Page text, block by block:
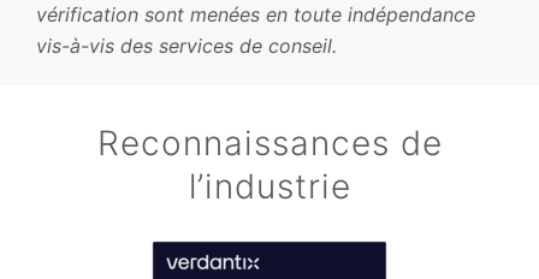
vérification sont menées en toute indépendance
vis-à-vis des services de conseil.
Reconnaissances de
l’industrie